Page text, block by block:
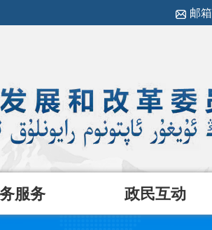
邮箱
服务 政民互动